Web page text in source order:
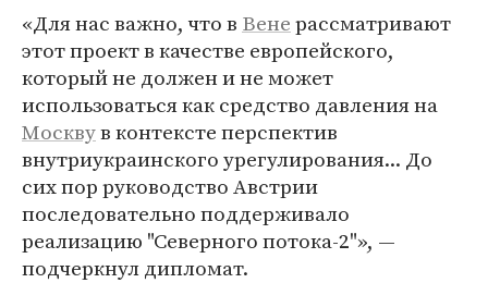
«Для нас важно, что в Венерассматривают
этот проект в качестве европейского,
который не должен и не может
использоваться как средство давления на
Москвув контексте перспектив
внутриукраинского урегулирования... До
сих пор руководство Австрии
последовательно поддерживало
реализацию "Северного потока-2"», —
подчеркнул дипломат.